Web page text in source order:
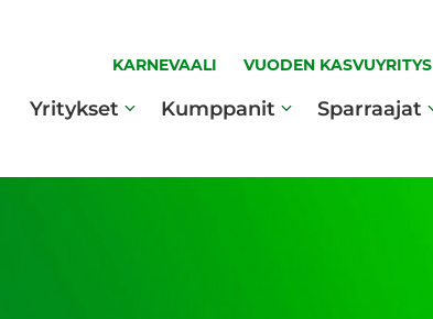
KARNEVAALI VUODEN KASVUYRITYS
Yritykset Kumppanit Sparraajat